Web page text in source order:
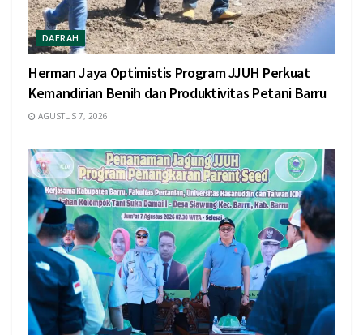
DAERAH
Herman Jaya Optimistis Program JJUH Perkuat
Kemandirian Benih dan Produktivitas Petani Barru
AGUSTUS 7, 2026